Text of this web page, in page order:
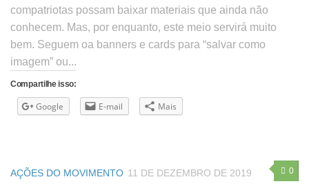
compatriotas possam baixar materiais que ainda não
conhecem. Mas, por enquanto, este meio servirá muito
bem. Seguem oa banners e cards para “salvar como
imagem” ou...
Compartilhe isso:
Google E-mail Mais
0
AÇÕES DO MOVIMENTO 11 DE DEZEMBRO DE 2019